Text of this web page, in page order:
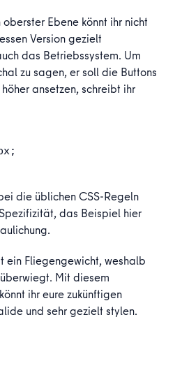
Ebene könnt ihr nicht
Version gezielt
das Betriebssystem. Um
zu sagen, er soll die Buttons
ansetzen, schreibt ihr
die üblichen CSS-Regeln
das Beispiel hier
ein Fliegengewicht, weshalb
Mit diesem
ihr eure zukünftigen
und sehr gezielt stylen.